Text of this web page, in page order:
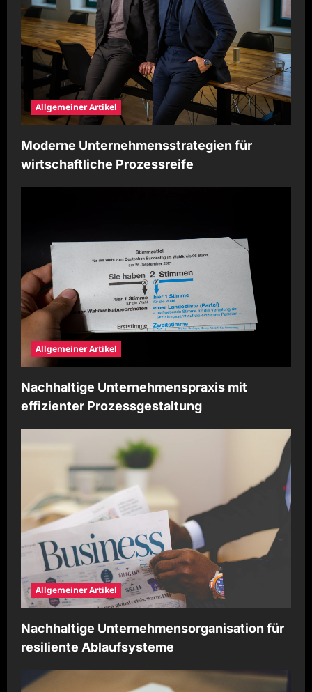
Allgemeiner Artikel
Moderne Unternehmensstrategien für
wirtschaftliche Prozessreife
Allgemeiner Artikel
Nachhaltige Unternehmenspraxis mit
effizienter Prozessgestaltung
Allgemeiner Artikel
Nachhaltige Unternehmensorganisation für
resiliente Ablaufsysteme